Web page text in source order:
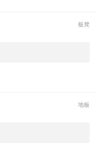
板凳
地板